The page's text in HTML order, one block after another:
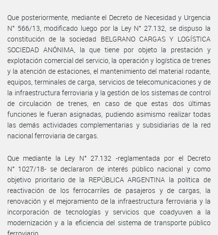
Que posteriormente, mediante el Decreto de Necesidad y Urgencia
N° 566/13, modificado luego por la Ley N° 27.132, se dispuso la
constitución de la sociedad BELGRANO CARGAS Y LOGÍSTICA
SOCIEDAD ANÓNIMA, la que tiene por objeto la prestación y
explotación comercial del servicio, la operación y logística de trenes
y la atención de estaciones, el mantenimiento del material rodante,
equipos, terminales de carga, servicios de telecomunicaciones y de
la infraestructura ferroviaria y la gestión de los sistemas de control
de circulación de trenes, en caso de que estas dos últimas
funciones le fueran asignadas, pudiendo asimismo realizar todas
las demás actividades complementarias y subsidiarias de la red
nacional ferroviaria de cargas.
Que mediante la Ley N° 27.132 -reglamentada por el Decreto
N° 1027/18- se declararon de interés público nacional y como
objetivo prioritario de la REPÚBLICA ARGENTINA la política de
reactivación de los ferrocarriles de pasajeros y de cargas, la
renovación y el mejoramiento de la infraestructura ferroviaria y la
incorporación de tecnologías y servicios que coadyuven a la
modernización y a la eficiencia del sistema de transporte público
ferroviario.